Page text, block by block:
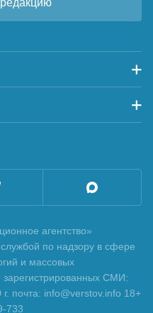
агентство»
по надзору в сфере
и массовых
зарегистрированных СМИ:
почта: info@verstov.info 18+
733